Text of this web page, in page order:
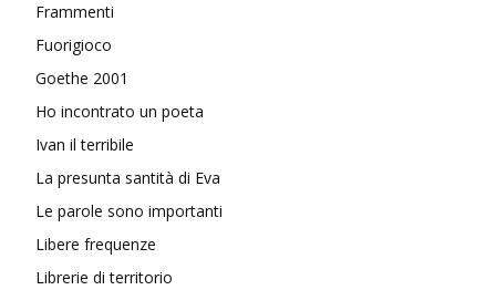
Frammenti
Fuorigioco
Goethe 2001
Ho incontrato un poeta
Ivan il terribile
La presunta santità di Eva
Le parole sono importanti
Libere frequenze
Librerie di territorio